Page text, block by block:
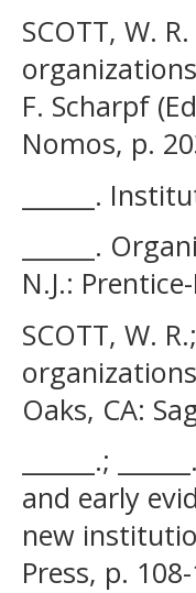
SCOTT, W.
F. Scharpf
Nomos, p.
______.
______.
N.J.:
SCOTT, W.
Oaks, CA:
______.;
and early
new
Press, p.